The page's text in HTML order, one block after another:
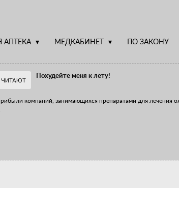
АПТЕКА МЕДКАБИНЕТ ПО ЗАКОНУ
ЧИТАЮТ
Похудейте меня к лету!
компаний, занимающихся препаратами для лечения